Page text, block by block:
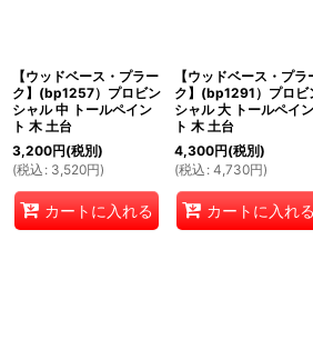
【ウッドベース・プラー
ク】(bp1257）プロビン
シャル 中 トールペイン
ト 木 土台
3,200円(税別)
(税込 : 3,520円)
カートに入れる
【ウッドベース・プラ
ク】(bp1291）プロビ
シャル 大 トールペイン
ト 木 土台
4,300円(税別)
(税込 : 4,730円)
カートに入れ